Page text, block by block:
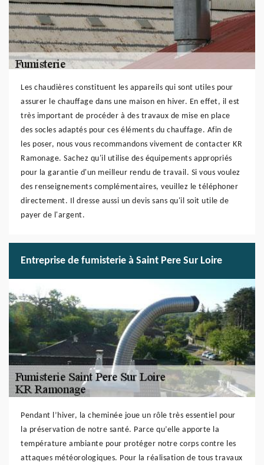
Les chaudières constituent les appareils qui sont utiles pour
assurer le chauffage dans une maison en hiver. En effet, il est
très important de procéder à des travaux de mise en place
des socles adaptés pour ces éléments du chauffage. Afin de
les poser, nous vous recommandons vivement de contacter KR
Ramonage. Sachez qu'il utilise des équipements appropriés
pour la garantie d'un meilleur rendu de travail. Si vous voulez
des renseignements complémentaires, veuillez le téléphoner
directement. Il dresse aussi un devis sans qu'il soit utile de
payer de l'argent.
Entreprise de fumisterie à Saint Pere Sur Loire
Pendant l’hiver, la cheminée joue un rôle très essentiel pour
la préservation de notre santé. Parce qu’elle apporte la
température ambiante pour protéger notre corps contre les
attaques météorologiques. Pour la réalisation de tous travaux